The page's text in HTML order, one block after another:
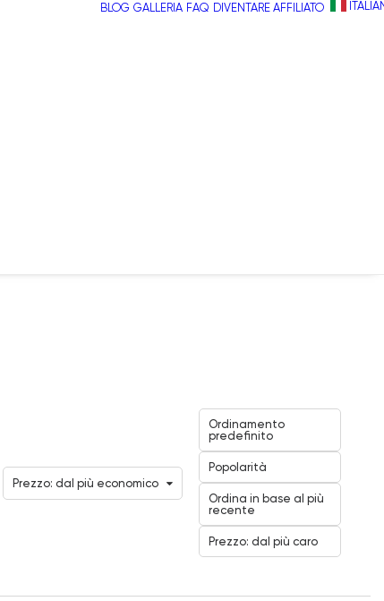
BLOG GALLERIA FAQ DIVENTARE AFFILIATO
Prezzo: dal più economico
Ordinamento
predefinito
Popolarità
Ordina in base al più
recente
Prezzo: dal più caro